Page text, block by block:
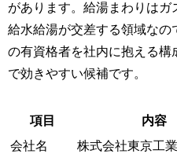
があります。給湯まわりはガ
給水給湯が交差する領域なの
の有資格者を社内に抱える構
で効きやすい候補です。
項目
内容
会社名
株式会社東京工業